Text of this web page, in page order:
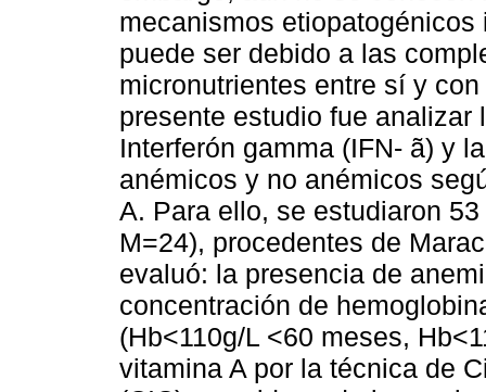
mecanismos
puede ser debido a las
micronutrientes entre sí y
presente estudio fue
Interferón gamma (IFN- ã) y
anémicos y no anémicos
A. Para ello, se estudiaron
M=24), procedentes de
evaluó: la presencia de
concentración de
(Hb<110g/L <60 meses,
vitamina A por la técnica de